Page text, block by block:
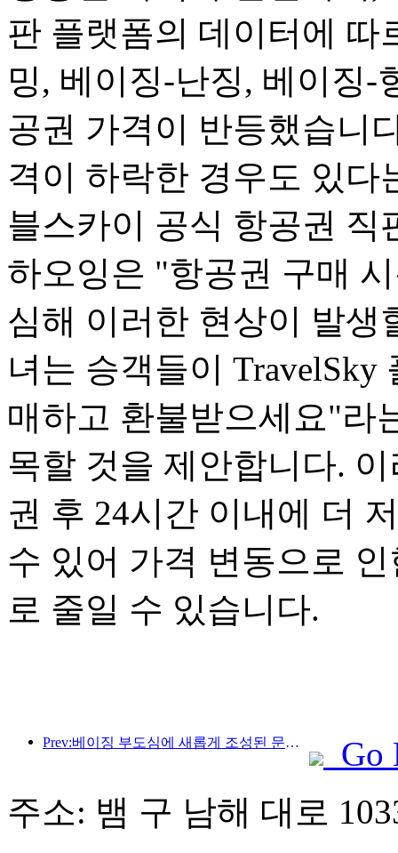
판 플랫폼의 데이터에 따
밍, 베이징-난징, 베이징-
공권 가격이 반등했습니
격이 하락한 경우도 있다
블스카이 공식 항공권 직
하오잉은 "항공권 구매
심해 이러한 현상이 발생
녀는 승객들이
매하고 환불받으세요"라
목할 것을 제안합니다.
권 후 24시간 이내에 더
수 있어 가격 변동으로
로 줄일 수 있습니다.
Prev:베이징 부도심에 새롭게 조성된 문화 관광 명소인 피너클 파크가 올해 공식 개장할 예정입니다.
Go
주소: 뱀 구 남해 대로